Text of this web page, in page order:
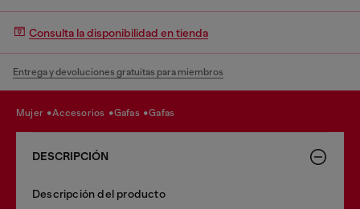
Consulta la disponibilidad en tienda
Entrega y devoluciones gratuitas para miembros
mujer accesorios gafas gafas
DESCRIPCIÓN
Descripción del producto